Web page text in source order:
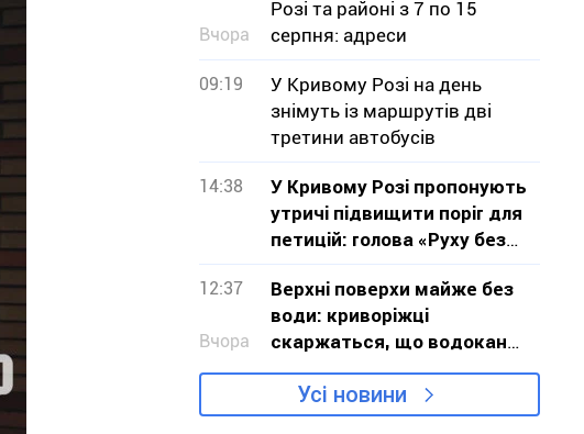
Вчора
Розі та районі з 7 по 15
серпня: адреси
09:19
У Кривому Розі на день
знімуть із маршрутів дві
третини автобусів
14:38
У Кривому Розі пропонують
утричі підвищити поріг для
петицій: голова «Руху без
меж» звернувся до влади з
критикою проєкту
12:37
Вчора
Верхні поверхи майже без
води: криворіжці
скаржаться, що водоканал
не визнає проблему
Усі новини